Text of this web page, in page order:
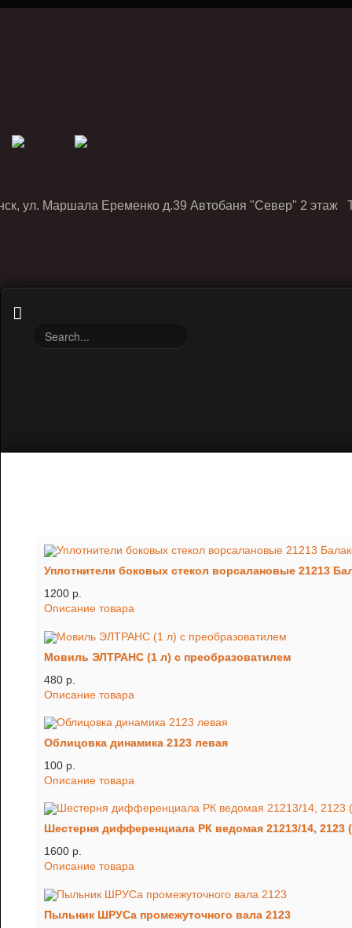
ул. Маршала Еременко д.39 Автобаня "Север" 2 этаж
Уплотнители боковых стекол ворсалановые 21213
1200 p.
Описание товара
Мовиль ЭЛТРАНС (1 л) с преобразоватилем
480 p.
Описание товара
Облицовка динамика 2123 левая
100 p.
Описание товара
Шестерня дифференциала РК ведомая 21213/14, 2123
1600 p.
Описание товара
Пыльник ШРУСа промежуточного вала 2123